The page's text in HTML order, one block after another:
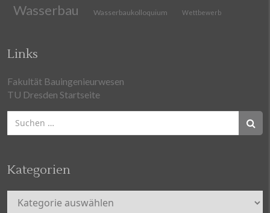
Wasserbau Wasserbaukolloquium Wettbewerb
Links
Fakultät Bauingenieurwesen
TU Dresden Startseite
Suchen
nach:
Kategorien
Kategorien